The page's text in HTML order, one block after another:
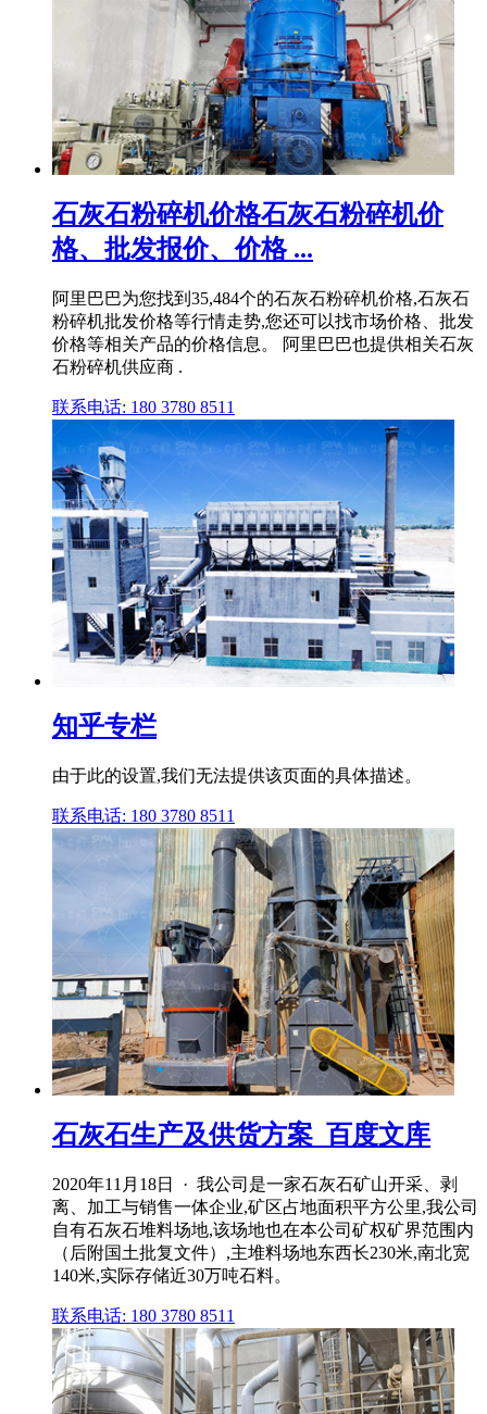
石灰石粉碎机价格石灰石粉碎机价
格、批发报价、价格 ...
阿里巴巴为您找到35,484个的石灰石粉碎机价格,石灰石
粉碎机批发价格等行情走势,您还可以找市场价格、批发
价格等相关产品的价格信息。 阿里巴巴也提供相关石灰
石粉碎机供应商 .
联系电话: 180 3780 8511
知乎专栏
由于此的设置,我们无法提供该页面的具体描述。
联系电话: 180 3780 8511
石灰石生产及供货方案_百度文库
2020年11月18日 · 我公司是一家石灰石矿山开采、剥
离、加工与销售一体企业,矿区占地面积平方公里,我公司
自有石灰石堆料场地,该场地也在本公司矿权矿界范围内
（后附国土批复文件）,主堆料场地东西长230米,南北宽
140米,实际存储近30万吨石料。
联系电话: 180 3780 8511